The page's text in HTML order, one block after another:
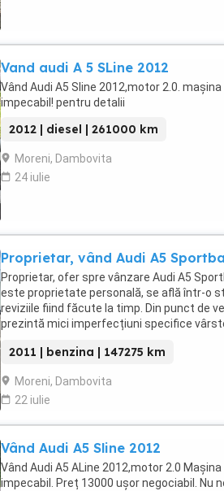
Vand audi A 5 SLine 2012
Vând Audi A5 Sline 2012,motor 2.0.
impecabil! pentru detalii
2012 | diesel | 261000 km
Moreni, Dambovita
24 iulie
Proprietar, vând Audi A5
Proprietar, ofer spre vânzare Audi A5
este proprietate personală, se află într-o
reviziile fiind făcute la timp. Din punct de
prezintă mici imperfecțiuni specifice
2011 | benzina | 147275 km
Moreni, Dambovita
22 iulie
Vând Audi A5 Sline 2012
Vând Audi A5 ALine 2012,motor 2.0
impecabil. Preț 13000 ușor negociabil. Nu